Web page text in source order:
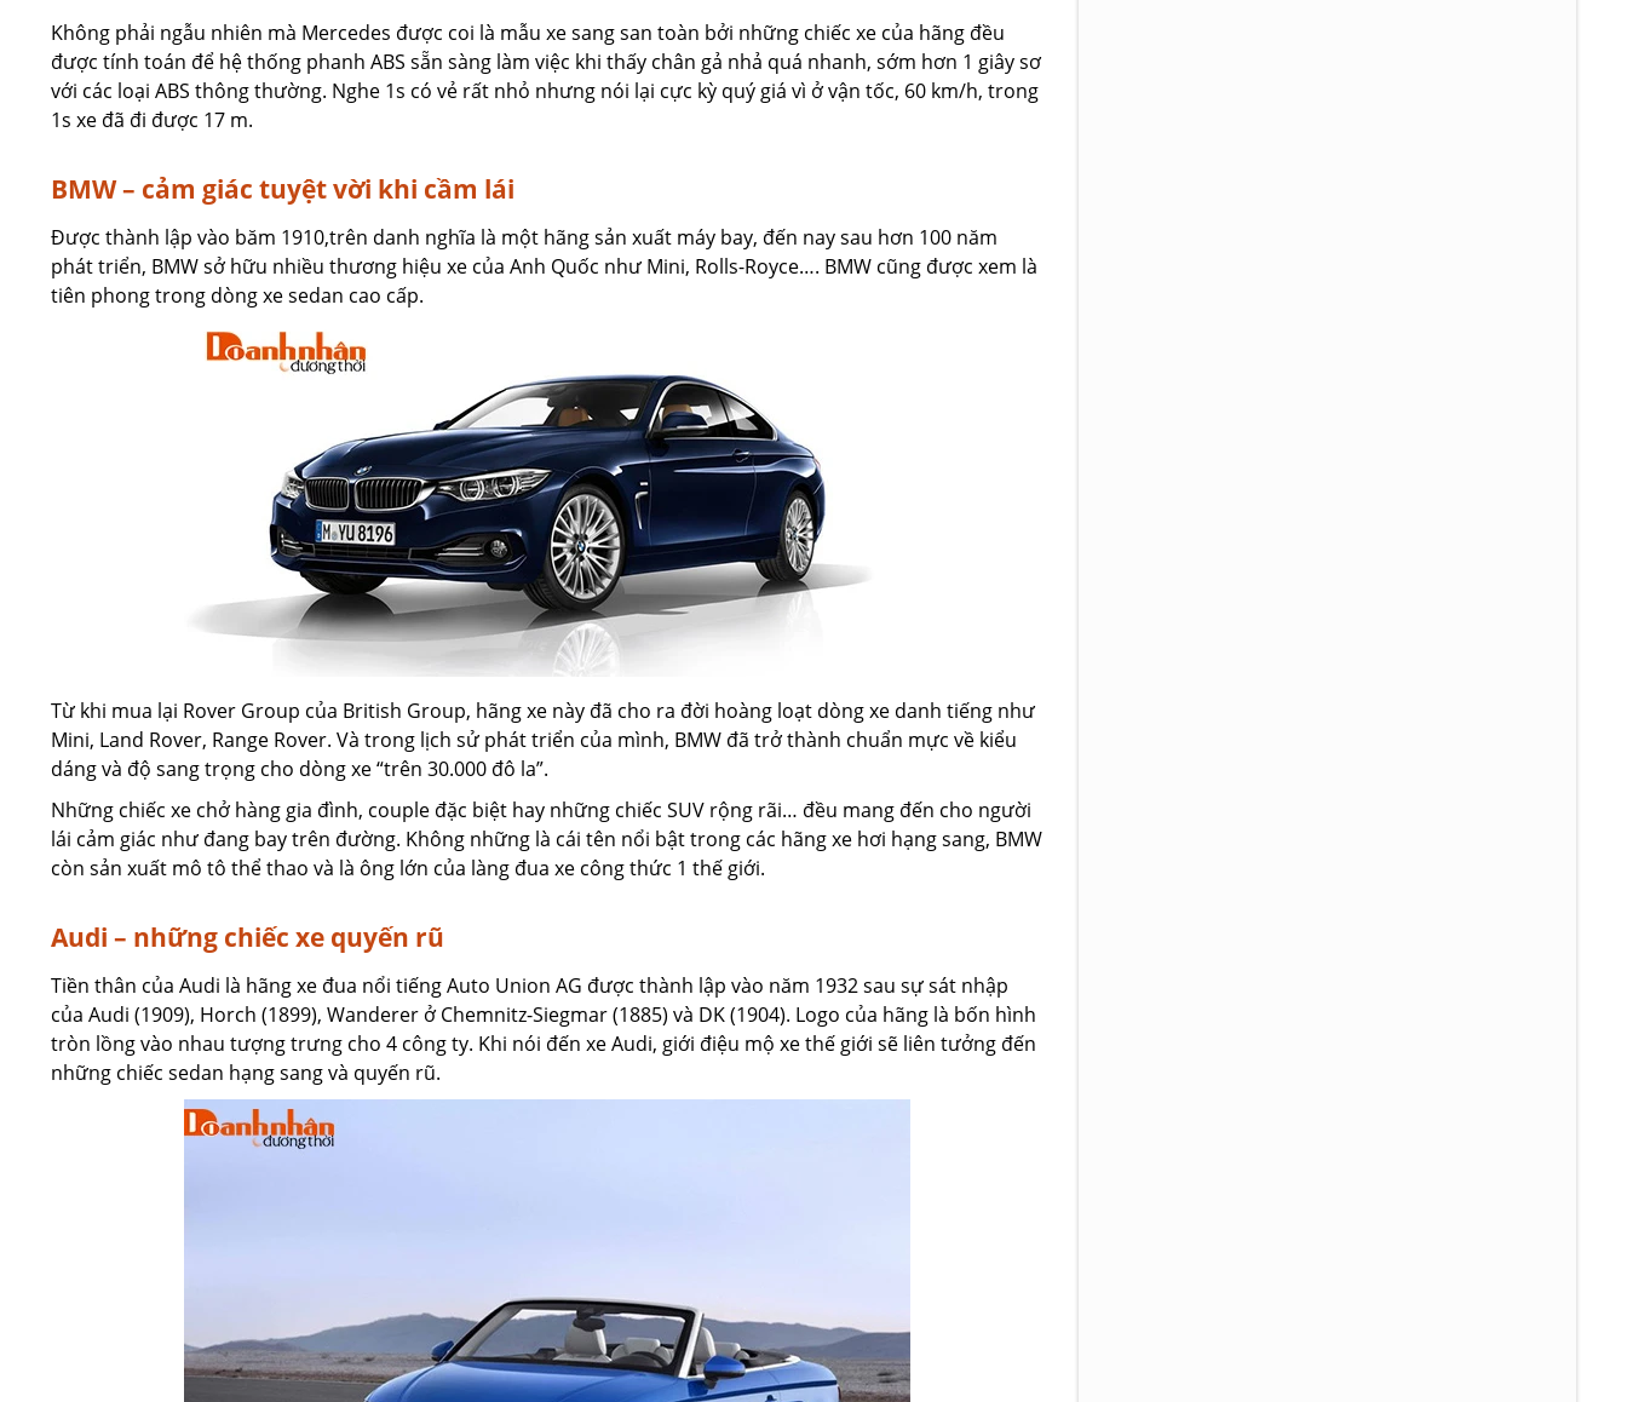
Không phải ngẫu nhiên mà Mercedes được coi là mẫu xe sang san toàn bởi những chiếc xe của hãng đều
được tính toán để hệ thống phanh ABS sẵn sàng làm việc khi thấy chân gả nhả quá nhanh, sớm hơn 1 giây sơ
với các loại ABS thông thường. Nghe 1s có vẻ rất nhỏ nhưng nói lại cực kỳ quý giá vì ở vận tốc, 60 km/h, trong
1s xe đã đi được 17 m.
BMW – cảm giác tuyệt vời khi cầm lái
Được thành lập vào băm 1910,trên danh nghĩa là một hãng sản xuất máy bay, đến nay sau hơn 100 năm
phát triển, BMW sở hữu nhiều thương hiệu xe của Anh Quốc như Mini, Rolls-Royce…. BMW cũng được xem là
tiên phong trong dòng xe sedan cao cấp.
Từ khi mua lại Rover Group của British Group, hãng xe này đã cho ra đời hoàng loạt dòng xe danh tiếng như
Mini, Land Rover, Range Rover. Và trong lịch sử phát triển của mình, BMW đã trở thành chuẩn mực về kiểu
dáng và độ sang trọng cho dòng xe “trên 30.000 đô la”.
Những chiếc xe chở hàng gia đình, couple đặc biệt hay những chiếc SUV rộng rãi… đều mang đến cho người
lái cảm giác như đang bay trên đường. Không những là cái tên nổi bật trong các hãng xe hơi hạng sang, BMW
còn sản xuất mô tô thể thao và là ông lớn của làng đua xe công thức 1 thế giới.
Audi – những chiếc xe quyến rũ
Tiền thân của Audi là hãng xe đua nổi tiếng Auto Union AG được thành lập vào năm 1932 sau sự sát nhập
của Audi (1909), Horch (1899), Wanderer ở Chemnitz-Siegmar (1885) và DK (1904). Logo của hãng là bốn hình
tròn lồng vào nhau tượng trưng cho 4 công ty. Khi nói đến xe Audi, giới điệu mộ xe thế giới sẽ liên tưởng đến
những chiếc sedan hạng sang và quyến rũ.